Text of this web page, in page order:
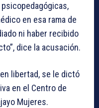
en esa rama de
ni haber recibido
dice la acusación.
libertad, se le dictó
en el Centro de
Mujeres.